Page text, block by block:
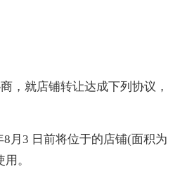
就店铺转让达成下列协议，
3 日前将位于的店铺(面积为
。